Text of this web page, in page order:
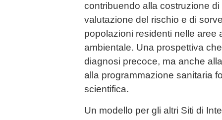
contribuendo alla costruzione
valutazione del rischio e di
popolazioni residenti nelle aree
ambientale. Una prospettiva
diagnosi precoce, ma anche
alla programmazione sanitaria
scientifica.
Un modello per gli altri Siti di